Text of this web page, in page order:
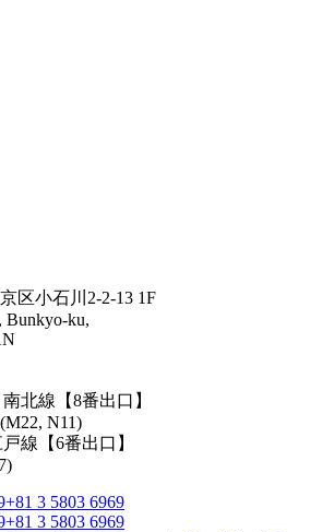
区小石川2-2-13 1F
Bunkyo-ku,
北線【8番出口】
N11)
線【6番出口】
+81 3 5803 6969
+81 3 5803 6969